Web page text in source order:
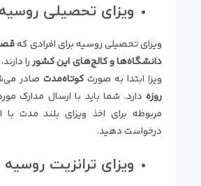
ویزای تحصیلی روسیه
ویزای تحصیلی روسیه برای افرادی که
دانشگاه‌ها و کالج‌های این کشوررا
ویزا ابتدا به صورت کوتاه‌مدت صادر
روزه دارد. شما باید با ارسال مدارک
درخواست دهید.
ویزای ترانزیت روسیه